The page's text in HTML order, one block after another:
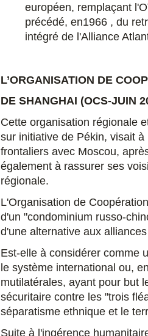
européen, remplaçant
précédé, en1966 , du
intégré de l'Alliance
L’ORGANISATION DE
DE SHANGHAI (OCS-JUIN
Cette organisation régionale
sur initiative de Pékin, visait
frontaliers avec Moscou,
également à rassurer ses
régionale.
L'Organisation de
d'un "condominium russo-
d'une alternative aux
Est-elle à considérer comme
le système international ou,
mutilatérales, ayant pour but
sécuritaire contre les "trois
séparatisme ethnique et le
Suite à l'ingérence